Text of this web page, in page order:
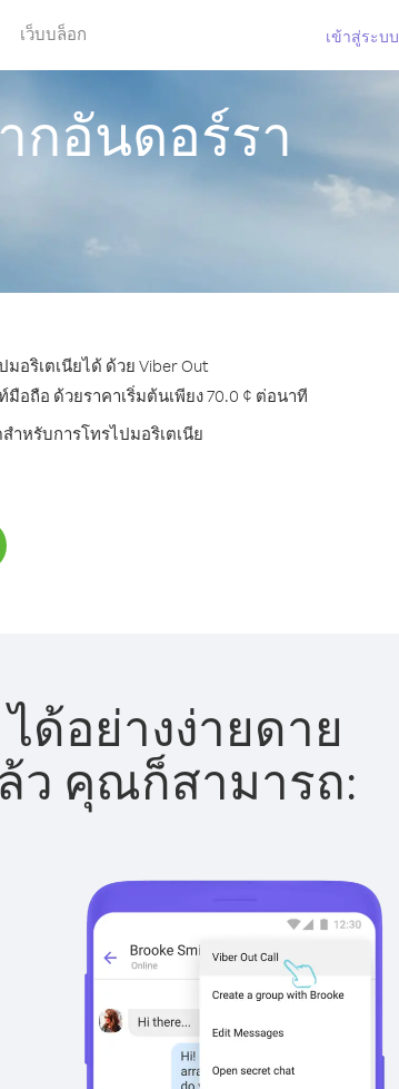
เว็บบล็อก เข้าสู่ระบบ
กอันดอร์รา
ริเตเนียได้ ด้วย Viber Out
ถือ ด้วยราคาเริ่มต้นเพียง 70.0 ¢ ต่อนาที
หรับการโทรไปมอริเตเนีย
ด้อย่างง่ายดาย
ว คุณก็สามารถ: